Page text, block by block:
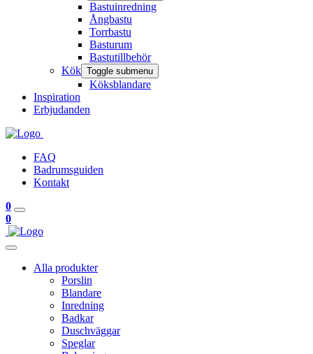
Bastuinredning
Ångbastu
Torrbastu
Basturum
Bastutillbehör
Kök Toggle submenu
Köksblandare
Inspiration
Erbjudanden
FAQ
Badrumsguiden
Kontakt
0
0
Alla produkter
Porslin
Blandare
Inredning
Badkar
Duschväggar
Speglar